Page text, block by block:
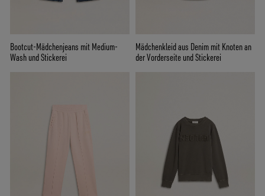
Bootcut-Mädchenjeans mit Medium-
Wash und Stickerei
Mädchenkleid aus Denim mit Knoten an
der Vorderseite und Stickerei